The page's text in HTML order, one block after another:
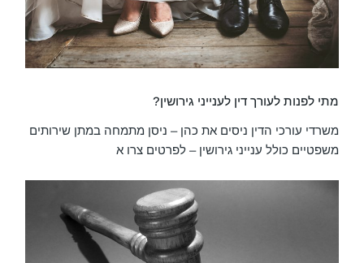
מתי לפנות לעורך דין לענייני גירושין?
משרדי עורכי הדין ניסים את כהן – ניסן מתמחה במתן שירותים
משפטיים כולל ענייני גירושין – לפרטים צרו א